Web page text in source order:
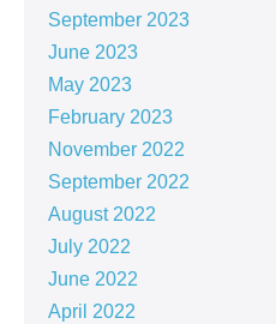
September 2023
June 2023
May 2023
February 2023
November 2022
September 2022
August 2022
July 2022
June 2022
April 2022